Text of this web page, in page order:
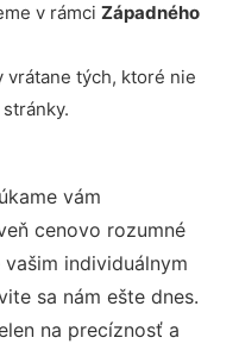
v rámci Západného
vrátane tých, ktoré nie
vám
cenovo rozumné
individuálnym
sa nám ešte dnes.
na precíznosť a